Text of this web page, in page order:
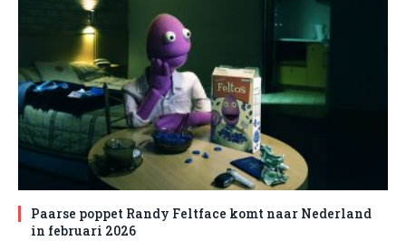
Paarse poppet Randy Feltface komt naar Nederland
in februari 2026